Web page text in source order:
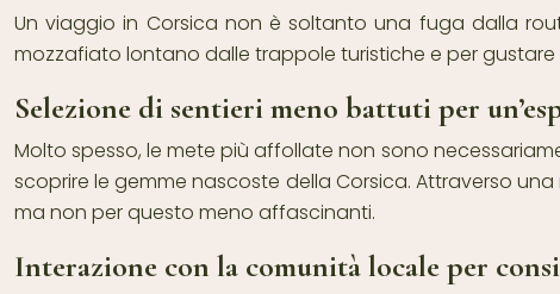
Un viaggio in Corsica non è soltanto una fuga dalla
mozzafiato lontano dalle trappole turistiche e per
Selezione di sentieri meno battuti per
Molto spesso, le mete più affollate non sono
scoprire le gemme nascoste della Corsica. Attraverso
ma non per questo meno affascinanti.
Interazione con la comunità locale per